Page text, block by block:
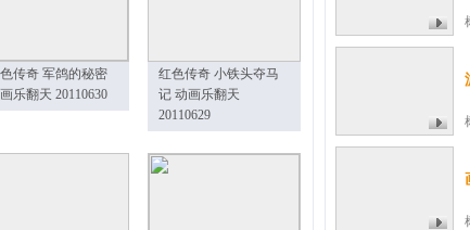
传奇 军鸽的秘密
乐翻天 20110630
红色传奇 小铁头夺马
记 动画乐翻天
20110629